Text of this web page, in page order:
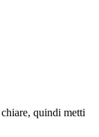
quindi metti